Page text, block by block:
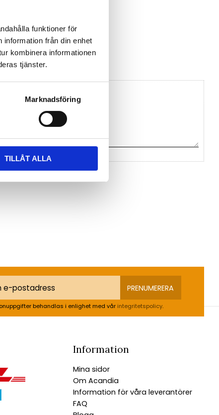
funktioner för
från din enhet
kombinera informationen
tjänster.
Marknadsföring
TILLÅT ALLA
PRENUMERERA
behandlas i enlighet med vår integritetspolicy.
Information
Mina sidor
Om Acandia
Information för våra leverantörer
FAQ